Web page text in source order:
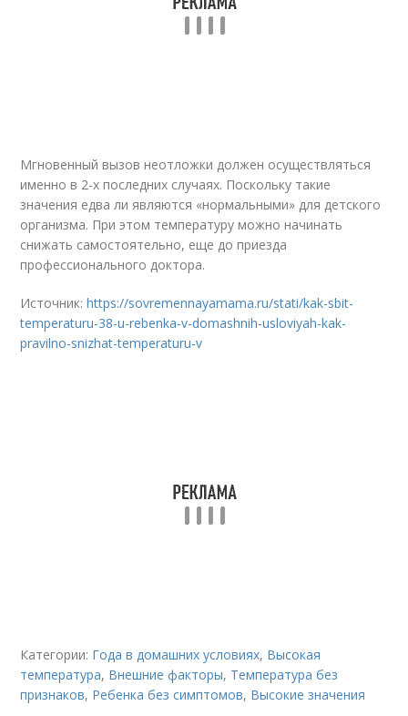
Мгновенный вызов неотложки должен осуществляться
именно в 2-х последних случаях. Поскольку такие
значения едва ли являются «нормальными» для детского
организма. При этом температуру можно начинать
снижать самостоятельно, еще до приезда
профессионального доктора.
Источник:https://sovremennayamama.ru/stati/kak-sbit-
temperaturu-38-u-rebenka-v-domashnih-usloviyah-kak-
pravilno-snizhat-temperaturu-v
Категории: Года в домашних условиях, Высокая
температура, Внешние факторы, Температура без
признаков, Ребенка без симптомов, Высокие значения